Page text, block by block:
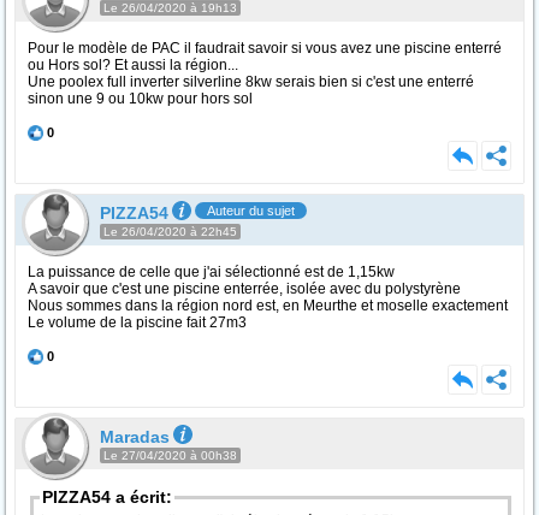
Le 26/04/2020 à 19h13
Pour le modèle de PAC il faudrait savoir si vous avez une piscine enterré
ou Hors sol? Et aussi la région...
Une poolex full inverter silverline 8kw serais bien si c'est une enterré
sinon une 9 ou 10kw pour hors sol
0
PIZZA54 Auteur du sujet
Le 26/04/2020 à 22h45
La puissance de celle que j'ai sélectionné est de 1,15kw
A savoir que c'est une piscine enterrée, isolée avec du polystyrène
Nous sommes dans la région nord est, en Meurthe et moselle exactement
Le volume de la piscine fait 27m3
0
Maradas
Le 27/04/2020 à 00h38
PIZZA54 a écrit: